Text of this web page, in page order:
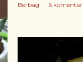
Berbagi 6 komentar